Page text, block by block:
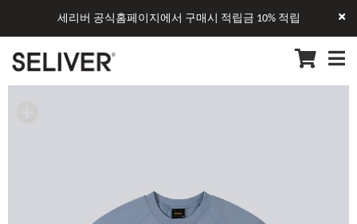
세리버 공식홈페이지에서 구매시 적립금 10% 적립